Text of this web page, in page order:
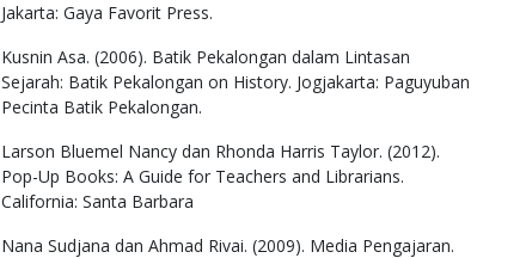
Jakarta: Gaya Favorit Press.
Kusnin Asa. (2006). Batik Pekalongan dalam Lintasan
Sejarah: Batik Pekalongan on History. Jogjakarta: Paguyuban
Pecinta Batik Pekalongan.
Larson Bluemel Nancy dan Rhonda Harris Taylor. (2012).
Pop-Up Books: A Guide for Teachers and Librarians.
California: Santa Barbara
Nana Sudjana dan Ahmad Rivai. (2009). Media Pengajaran.